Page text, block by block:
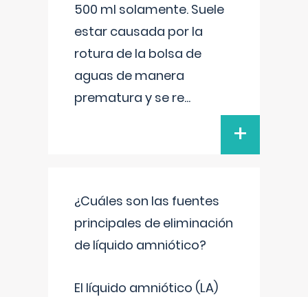
500 ml solamente. Suele
estar causada por la
rotura de la bolsa de
aguas de manera
prematura y se re...
+
¿Cuáles son las fuentes
principales de eliminación
de líquido amniótico?
El líquido amniótico (LA)